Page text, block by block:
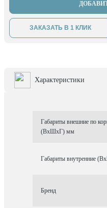
ЗАКАЗАТЬ В 1 КЛИК
Характеристики
Габариты внешние по
(ВхШхГ) мм
Габариты внутренние
Бренд